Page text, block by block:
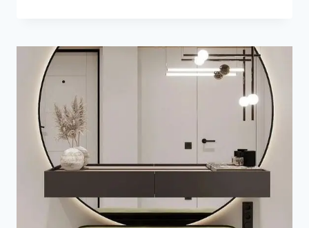
|
عوازل
اسطح
سنوات
جده